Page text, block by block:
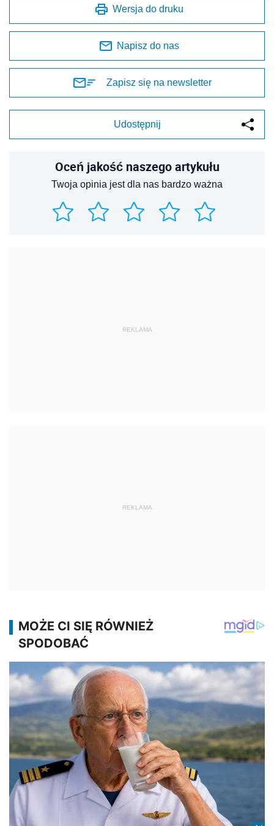
Wersja do druku
Napisz do nas
Zapisz się na newsletter
Udostępnij
Oceń jakość naszego artykułu
Twoja opinia jest dla nas bardzo ważna
REKLAMA
REKLAMA